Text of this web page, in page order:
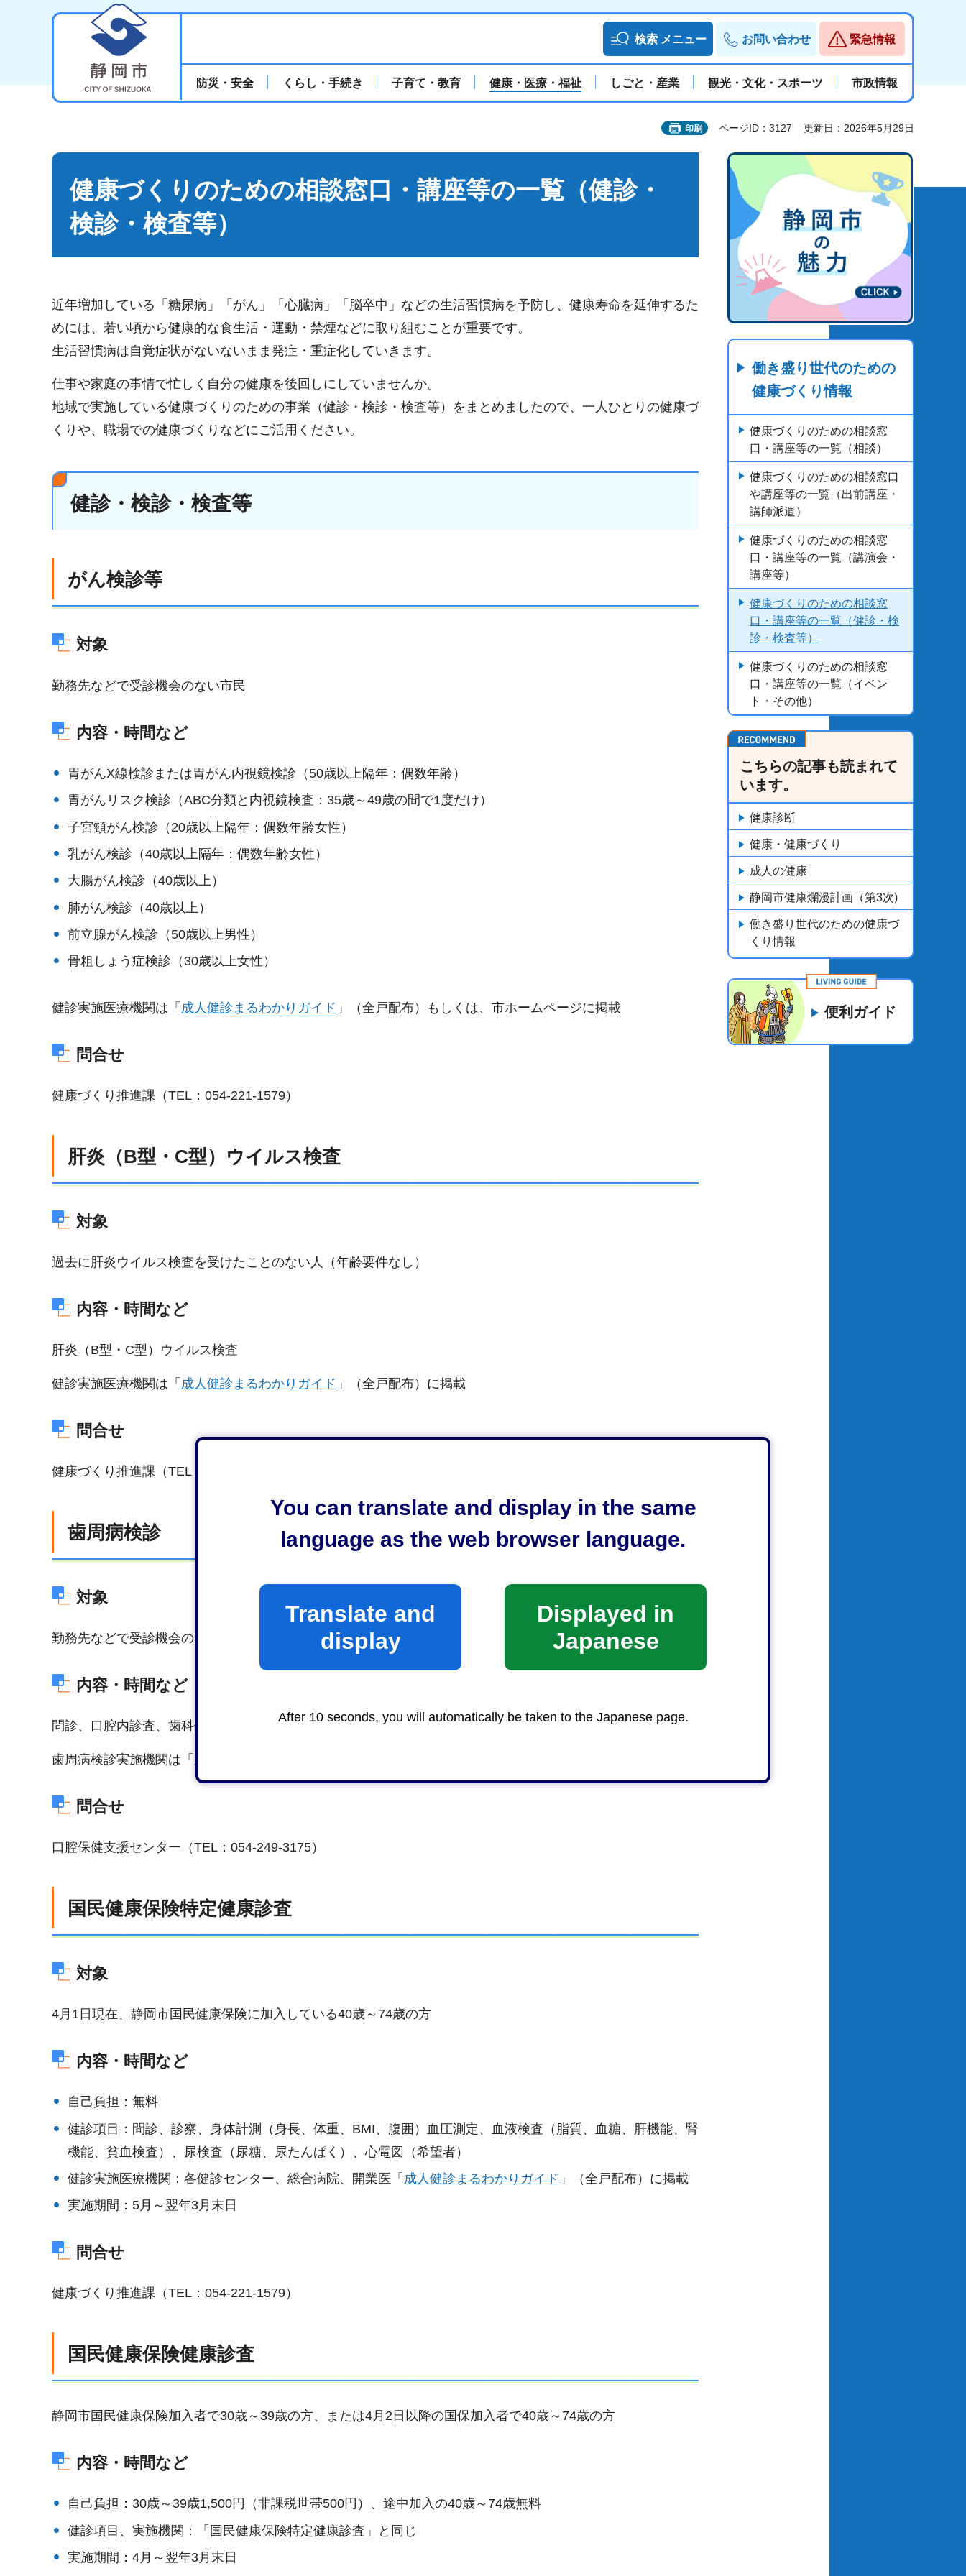
You can translate and display in the same
language as the web browser language.
Translate and
display
Displayed in
Japanese
After 10 seconds, you will automatically be taken to the Japanese page.
検索 メニュー お問い合わせ 緊急情報
防災・安全 くらし・手続き 子育て・教育 健康・医療・福祉 しごと・産業 観光・文化・スポーツ 市政情報
印刷 ページID：3127 更新日：2026年5月29日
健康づくりのための相談窓口・講座等の一覧（健診・
検診・検査等）
近年増加している「糖尿病」「がん」「心臓病」「脳卒中」などの生活習慣病を予防し、健康寿命を延伸するた
めには、若い頃から健康的な食生活・運動・禁煙などに取り組むことが重要です。
生活習慣病は自覚症状がないないまま発症・重症化していきます。
仕事や家庭の事情で忙しく自分の健康を後回しにしていませんか。
地域で実施している健康づくりのための事業（健診・検診・検査等）をまとめましたので、一人ひとりの健康づ
くりや、職場での健康づくりなどにご活用ください。
健診・検診・検査等
がん検診等
対象
勤務先などで受診機会のない市民
内容・時間など
胃がんX線検診または胃がん内視鏡検診（50歳以上隔年：偶数年齢）
胃がんリスク検診（ABC分類と内視鏡検査：35歳～49歳の間で1度だけ）
子宮頸がん検診（20歳以上隔年：偶数年齢女性）
乳がん検診（40歳以上隔年：偶数年齢女性）
大腸がん検診（40歳以上）
肺がん検診（40歳以上）
前立腺がん検診（50歳以上男性）
骨粗しょう症検診（30歳以上女性）
健診実施医療機関は「 成人健診まるわかりガイド 」（全戸配布）もしくは、市ホームページに掲載
問合せ
健康づくり推進課（TEL：054-221-1579）
肝炎（B型・C型）ウイルス検査
対象
過去に肝炎ウイルス検査を受けたことのない人（年齢要件なし）
内容・時間など
肝炎（B型・C型）ウイルス検査
健診実施医療機関は「 成人健診まるわかりガイド 」（全戸配布）に掲載
問合せ
健康づくり推進課（TEL：054-221-1579）
歯周病検診
対象
勤務先などで受診機会のない40歳以上の市民
内容・時間など
問診、口腔内診査、歯科保健指導
歯周病検診実施機関は「
問合せ
口腔保健支援センター（TEL：054-249-3175）
国民健康保険特定健康診査
対象
4月1日現在、静岡市国民健康保険に加入している40歳～74歳の方
内容・時間など
自己負担：無料
健診項目：問診、診察、身体計測（身長、体重、BMI、腹囲）血圧測定、血液検査（脂質、血糖、肝機能、腎
機能、貧血検査）、尿検査（尿糖、尿たんぱく）、心電図（希望者）
健診実施医療機関：各健診センター、総合病院、開業医「 成人健診まるわかりガイド 」（全戸配布）に掲載
実施期間：5月～翌年3月末日
問合せ
健康づくり推進課（TEL：054-221-1579）
国民健康保険健康診査
静岡市国民健康保険加入者で30歳～39歳の方、または4月2日以降の国保加入者で40歳～74歳の方
内容・時間など
自己負担：30歳～39歳1,500円（非課税世帯500円）、途中加入の40歳～74歳無料
健診項目、実施機関：「国民健康保険特定健康診査」と同じ
実施期間：4月～翌年3月末日
働き盛り世代のための
健康づくり情報
健康づくりのための相談窓
口・講座等の一覧（相談）
健康づくりのための相談窓口
や講座等の一覧（出前講座・
講師派遣）
健康づくりのための相談窓
口・講座等の一覧（講演会・
講座等）
健康づくりのための相談窓
口・講座等の一覧（健診・検
診・検査等）
健康づくりのための相談窓
口・講座等の一覧（イベン
ト・その他）
こちらの記事も読まれて
います。
健康診断
健康・健康づくり
成人の健康
静岡市健康爛漫計画（第3次)
働き盛り世代のための健康づ
くり情報
便利ガイド